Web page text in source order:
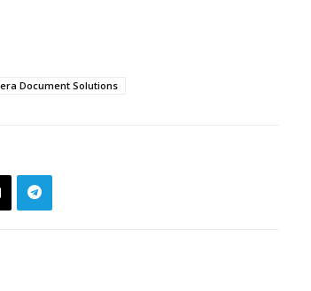
Document Solutions